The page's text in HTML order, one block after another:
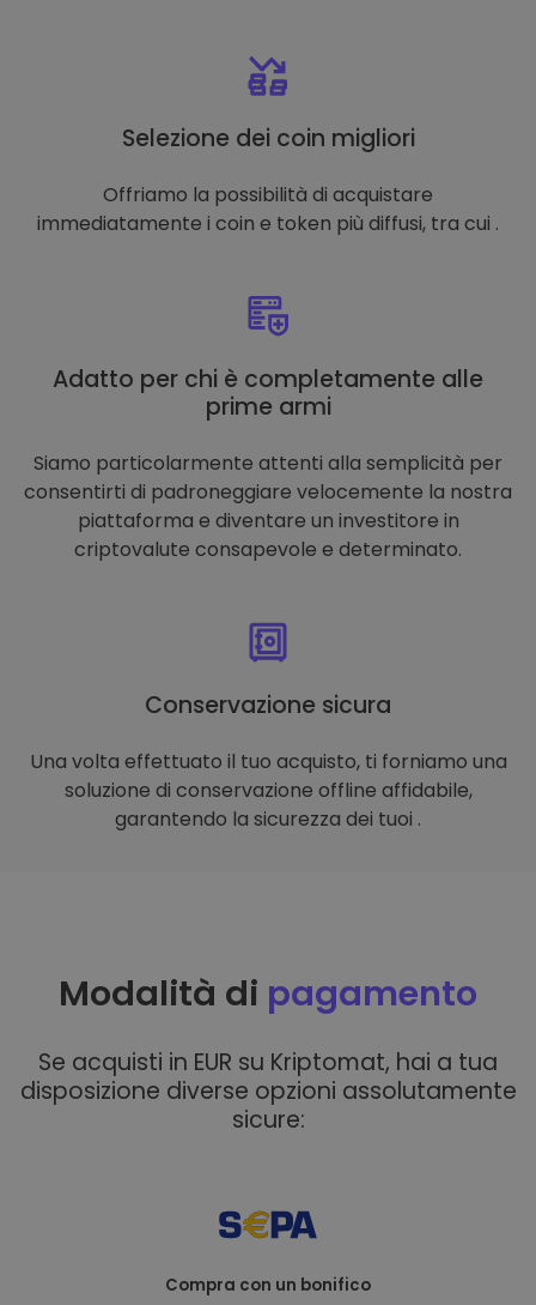
Selezione dei coin migliori
Offriamo la possibilità di acquistare
immediatamente i coin e token più diffusi, tra cui .
Adatto per chi è completamente alle
prime armi
Siamo particolarmente attenti alla semplicità per
consentirti di padroneggiare velocemente la nostra
piattaforma e diventare un investitore in
criptovalute consapevole e determinato.
Conservazione sicura
Una volta effettuato il tuo acquisto, ti forniamo una
soluzione di conservazione offline affidabile,
garantendo la sicurezza dei tuoi .
Modalità di pagamento
Se acquisti in EUR su Kriptomat, hai a tua
disposizione diverse opzioni assolutamente
sicure:
Compra con un bonifico